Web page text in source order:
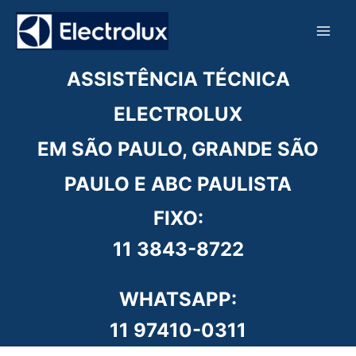
para
ASSISTÊNCIA TÉCNICA
ELECTROLUX
EM SÃO PAULO, GRANDE SÃO
PAULO E ABC PAULISTA
FIXO:
11 3843-8722
WHATSAPP:
11 97410-0311